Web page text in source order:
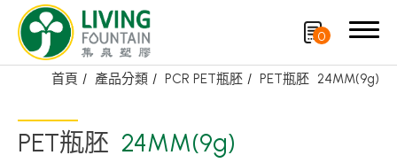
0
首頁 產品分類 PCR PET瓶胚 PET瓶胚 24MM(9g)
PET瓶胚 24MM(9g)